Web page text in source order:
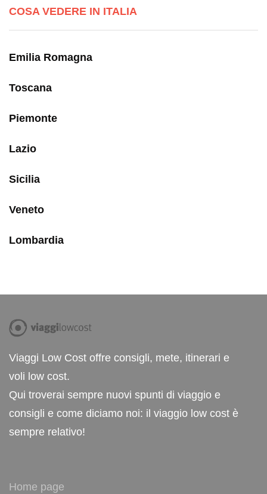
COSA VEDERE IN ITALIA
Emilia Romagna
Toscana
Piemonte
Lazio
Sicilia
Veneto
Lombardia
Viaggi Low Cost offre consigli, mete, itinerari e
voli low cost.
Qui troverai sempre nuovi spunti di viaggio e
consigli e come diciamo noi: il viaggio low cost è
sempre relativo!
Home page